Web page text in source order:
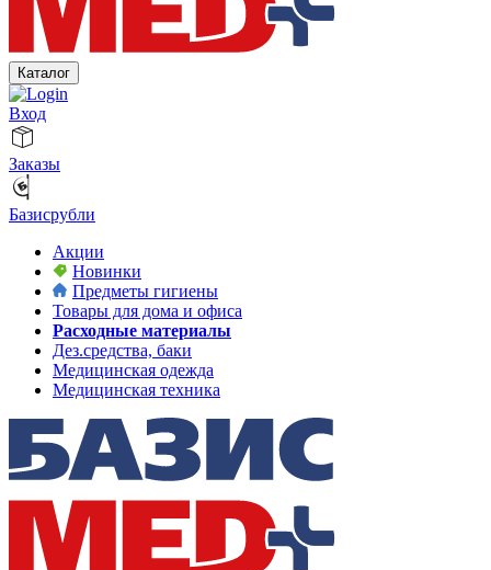
Каталог
Вход
Заказы
Базисрубли
Акции
Новинки
Предметы гигиены
Товары для дома и офиса
Расходные материалы
Дез.средства, баки
Медицинская одежда
Медицинская техника